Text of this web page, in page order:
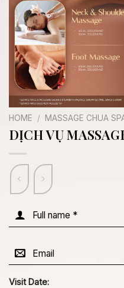
HOME / MASSAGE CHUA
DỊCH VỤ
Visit Date: